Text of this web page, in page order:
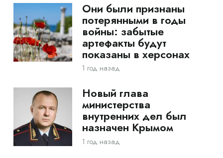
Они были признаны
потерянными в годы
войны: забытые
артефакты будут
показаны в херсонах
1 год назад
Новый глава
министерства
внутренних дел был
назначен Крымом
1 год назад